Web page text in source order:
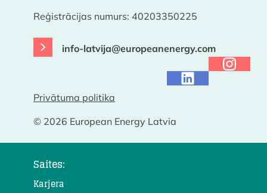
Reģistrācijas numurs: 40203350225
info-latvija@europeanenergy.com
© 2026 European Energy Latvia
Privātuma politika
Saites:
Karjera